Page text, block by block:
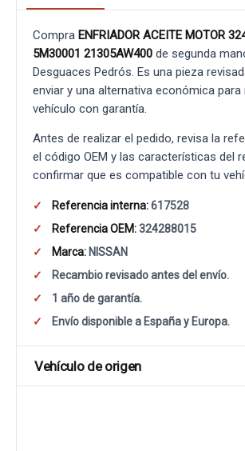
Compra ENFRIADOR ACEITE MOTOR
5M30001 21305AW400 de segunda
Desguaces Pedrós. Es una pieza
enviar y una alternativa económica para
vehículo con garantía.
Antes de realizar el pedido, revisa la
el código OEM y las características del
confirmar que es compatible con tu
Referencia interna:617528
Referencia OEM:324288015
Marca: NISSAN
Recambio revisado antes del envío.
1 año de garantía.
Envío disponible a España y Europa.
Vehículo de origen